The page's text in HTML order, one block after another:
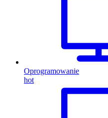
Oprogramowanie
hot